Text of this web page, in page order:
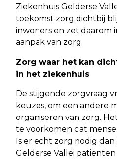
Ziekenhuis Gelderse
toekomst zorg dichtbij
inwoners en zet daarom
aanpak van zorg.
Zorg waar het kan
in het ziekenhuis
De stijgende zorgvraag
keuzes, om een andere
organiseren van zorg.
te voorkomen dat
Is er echt zorg nodig
Gelderse Vallei